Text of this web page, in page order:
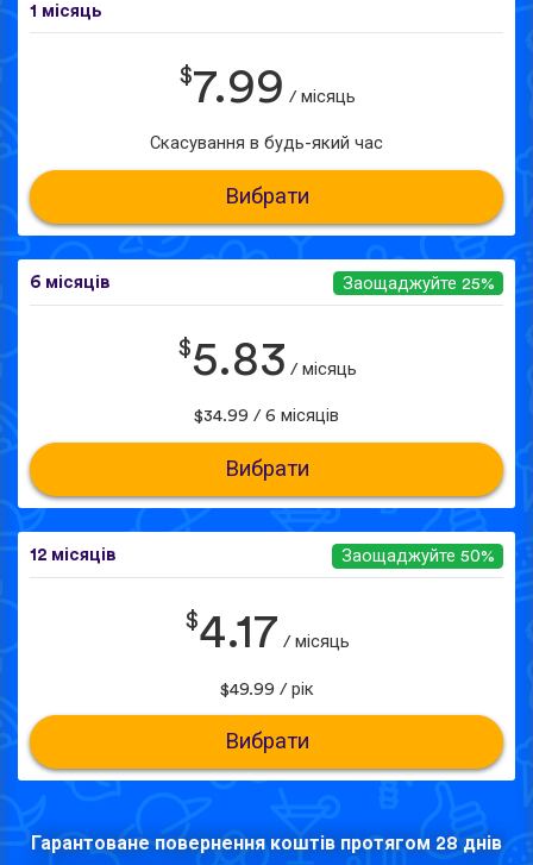
1 місяць
$7.99 / місяць
Скасування в будь-який час
Вибрати
6 місяців Заощаджуйте 25%
$5.83 / місяць
$34.99 / 6 місяців
Вибрати
12 місяців Заощаджуйте 50%
$4.17 / місяць
$49.99 / рік
Вибрати
Гарантоване повернення коштів протягом 28 днів